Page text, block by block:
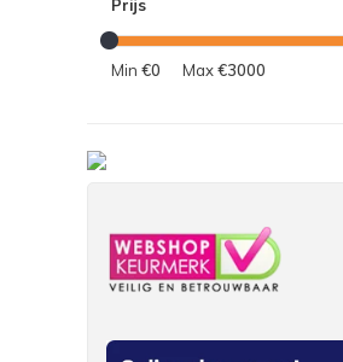
Prijs
Min €0 Max€3000